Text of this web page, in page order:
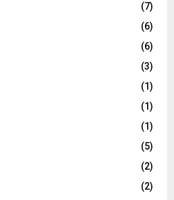
(7)
(6)
(6)
(3)
(1)
(1)
(1)
(5)
(2)
(2)